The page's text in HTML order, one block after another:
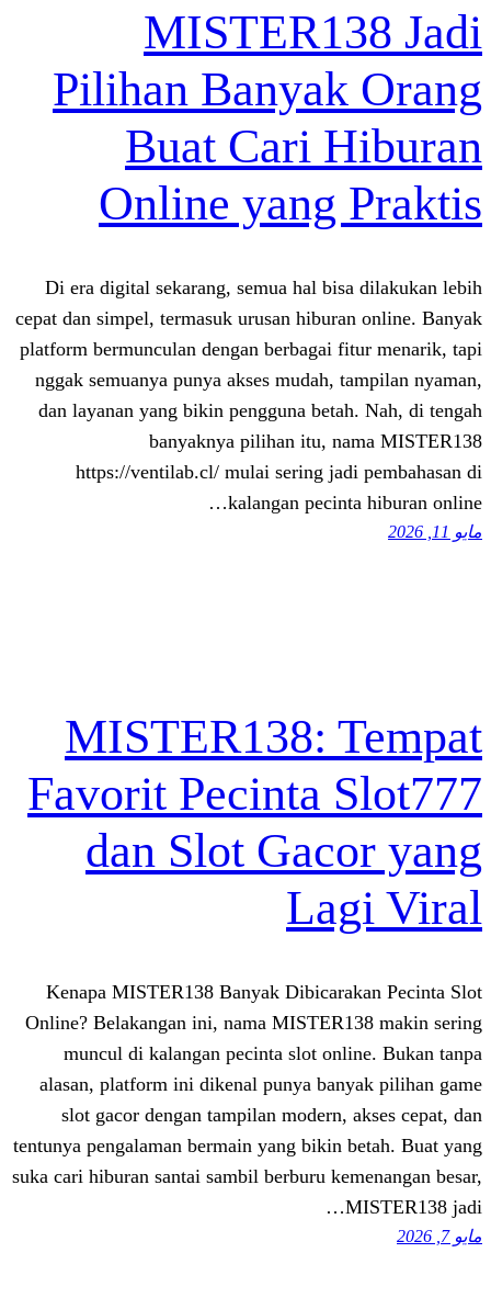
Pilihan
Buat Cari
Online yang
Di era digital sekarang, semua hal
cepat dan simpel, termasuk urusan
platform bermunculan dengan berbagai
nggak semuanya punya akses mudah,
dan layanan yang bikin pengguna
banyaknya pilihan itu,
https://ventilab.cl/ mulai sering
kalangan
MISTER138:
Favorit Pecinta
dan Slot
Kenapa MISTER138 Banyak
Online? Belakangan ini, nama
muncul di kalangan pecinta slot
alasan, platform ini dikenal punya
slot gacor dengan tampilan
tentunya pengalaman bermain yang bikin
suka cari hiburan santai sambil berburu